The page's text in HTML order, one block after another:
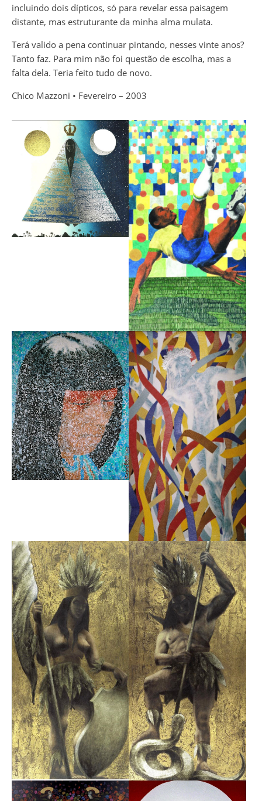
incluindo dois dípticos, só para revelar essa paisagem
distante, mas estruturante da minha alma mulata.
Terá valido a pena continuar pintando, nesses vinte anos?
Tanto faz. Para mim não foi questão de escolha, mas a
falta dela. Teria feito tudo de novo.
Chico Mazzoni • Fevereiro – 2003